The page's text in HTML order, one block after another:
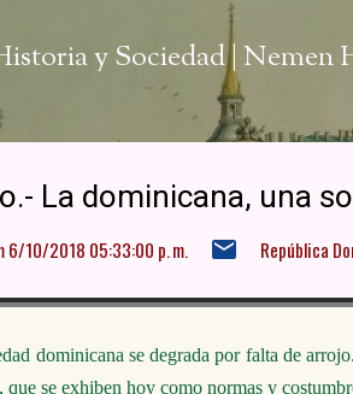
y Sociedad | Nemen
La dominicana, una
6/10/2018 05:33:00 p. m. República
dominicana se degrada por falta de
que se exhiben hoy como normas y